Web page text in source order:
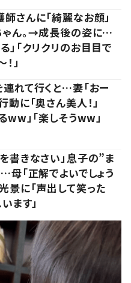
さんに「綺麗なお顔」
ゃん。→成長後の姿に…
」「クリクリのお目目で
」
れて行くと…妻「おー
に「奥さん美人！」
ww」「楽しそうww」
書きなさい」息子の”ま
「正解でよいでしょう
景に「声出して笑った
ます」